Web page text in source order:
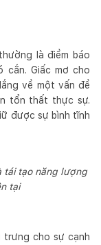
là điềm báo
cắn. Giấc mơ cho
về một vấn đề
tổn thất thực sự.
được sự bình tĩnh
tái tạo năng lượng
tại
trưng cho sự cạnh